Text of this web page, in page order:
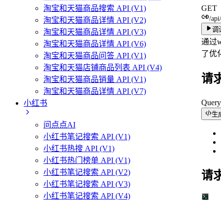
淘宝和天猫商品搜索 API (V1)
淘宝和天猫商品详情 API (V2)
淘宝和天猫商品详情 API (V3)
淘宝和天猫商品详情 API (V6)
淘宝和天猫商品问答 API (V1)
淘宝和天猫店铺商品列表 API (V4)
淘宝和天猫商品销量 API (V1)
淘宝和天猫商品详情 API (V7)
小红书
问点点AI
小红书笔记搜索 API (V1)
小红书热搜 API (V1)
小红书热门榜单 API (V1)
小红书笔记搜索 API (V2)
小红书笔记搜索 API (V3)
小红书笔记搜索 API (V4)
GET
/
调
通过
了优
请
生
请